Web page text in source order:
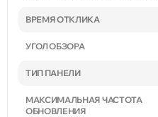
ВРЕМЯ ОТКЛИКА
УГОЛ ОБЗОРА
ТИП ПАНЕЛИ
МАКСИМАЛЬНАЯ ЧАСТОТА
ОБНОВЛЕНИЯ